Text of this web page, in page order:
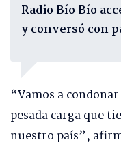
Radio Bío Bío
y conversó con
“Vamos a
pesada carga que
nuestro país”,